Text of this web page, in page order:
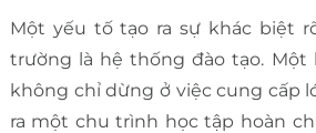
Một yếu tố tạo ra sự khác biệt
trường là hệ thống đào tạo. Một
không chỉ dừng ở việc cung cấp
ra một chu trình học tập hoàn